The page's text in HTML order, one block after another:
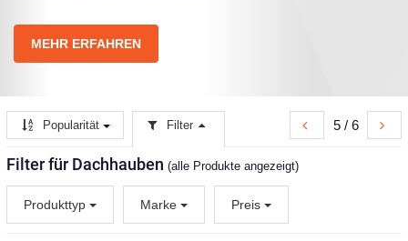
MEHR ERFAHREN
5 / 6
Popularität Filter
Filter für Dachhauben (alle Produkte angezeigt)
Produkttyp Marke Preis